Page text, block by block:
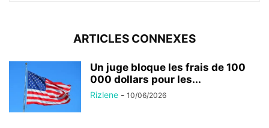
ARTICLES CONNEXES
Un juge bloque les frais de 100
000 dollars pour les...
Rizlene - 10/06/2026